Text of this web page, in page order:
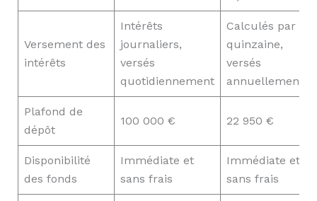
Versement des
intérêts
Intérêts
journaliers,
versés
quotidiennement
Calculés par
quinzaine,
versés
annuellement
Plafond de
dépôt
100 000 € 22 950 €
Disponibilité
des fonds
Immédiate et
sans frais
Immédiate et
sans frais